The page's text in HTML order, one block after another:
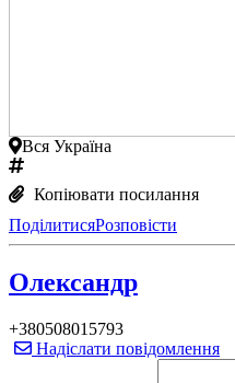
Вся Україна
Копіювати посилання
ПоділитисяРозповісти
Олександр
+380508015793
Надіслати повідомлення